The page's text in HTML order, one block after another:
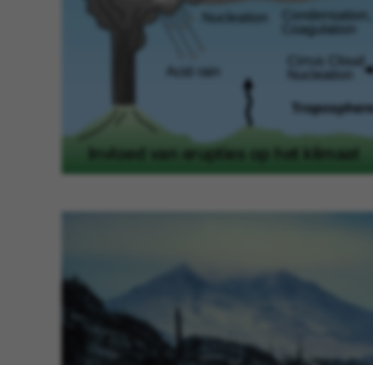
Invloed van erupties op het klimaat